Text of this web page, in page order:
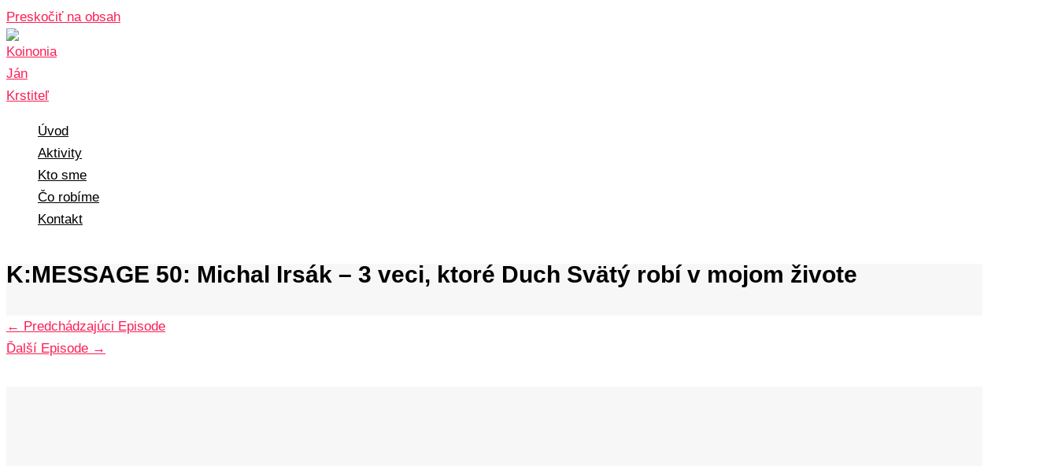
Preskočiť na obsah
Úvod
Aktivity
Kto sme
Čo robíme
Kontakt
K:MESSAGE 50: Michal Irsák – 3 veci, ktoré Duch Svätý robí v mojom živote
← Predchádzajúci Episode
Ďalší Episode →